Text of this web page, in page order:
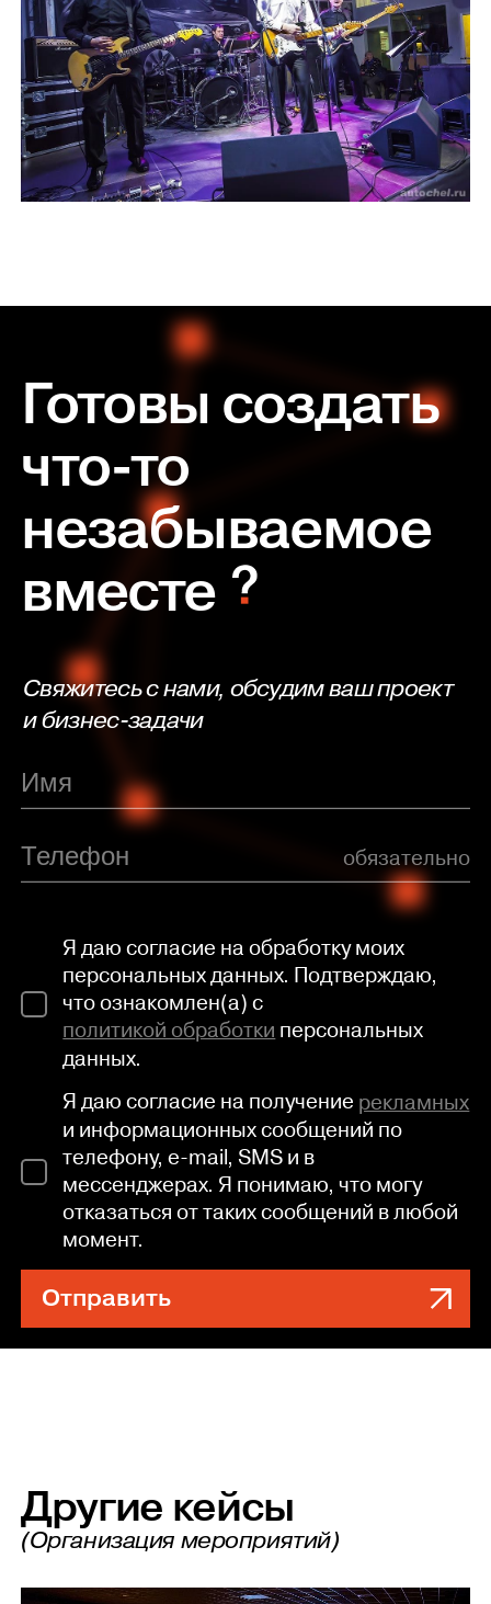
Готовы создать
что-то
незабываемое
вместе
Свяжитесь с нами, обсудим ваш проект
и бизнес-задачи
обязательно
Я даю согласие на обработку моих
персональных данных. Подтверждаю,
что ознакомлен(а) с
политикой обработкиперсональных
данных.
Я даю согласие на получение рекламных
и информационных сообщений по
телефону, e-mail, SMS и в
мессенджерах. Я понимаю, что могу
отказаться от таких сообщений в любой
момент.
Отправить
Другие кейсы
(Организация мероприятий)